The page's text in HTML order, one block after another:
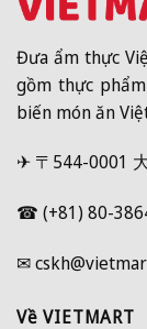
Đưa ẩm thực
gồm thực
biến món ăn
✈ 〒544-0001
☎ (+81) 80-
✉
Về VIETMART